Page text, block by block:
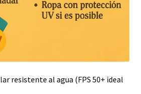
resistente al agua (FPS 50+ ideal